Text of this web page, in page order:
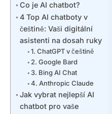
Co je AI chatbot?
4 Top AI chatboty v
češtině: Vaši digitální
asistenti na dosah ruky
1. ChatGPT v češtině
2. Google Bard
3. Bing AI Chat
4. Anthropic Claude
Jak vybrat nejlepší AI
chatbot pro vaše